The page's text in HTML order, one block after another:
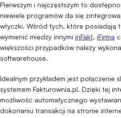
Pierwszym i najczęstszym to
niewiele programów da się
wtyczki. Wśród tych, które posiadają
wymienić między innymi inFakt, iFirma
większości przypadków należy
softwarehouse.
Idealnym przykładem jest połączenie
systemem Fakturownia.pl. Dzięki tej
możliwość automatycznego
dokonaniu transakcji na stronie